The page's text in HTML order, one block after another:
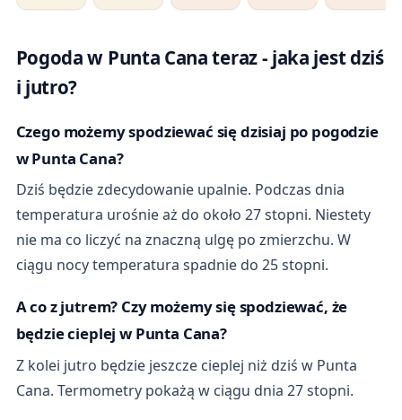
Pogoda w Punta Cana teraz - jaka jest dziś
i jutro?
Czego możemy spodziewać się dzisiaj po pogodzie
w Punta Cana?
Dziś będzie zdecydowanie upalnie. Podczas dnia
temperatura urośnie aż do około 27 stopni. Niestety
nie ma co liczyć na znaczną ulgę po zmierzchu. W
ciągu nocy temperatura spadnie do 25 stopni.
A co z jutrem? Czy możemy się spodziewać, że
będzie cieplej w Punta Cana?
Z kolei jutro będzie jeszcze cieplej niż dziś w Punta
Cana. Termometry pokażą w ciągu dnia 27 stopni.